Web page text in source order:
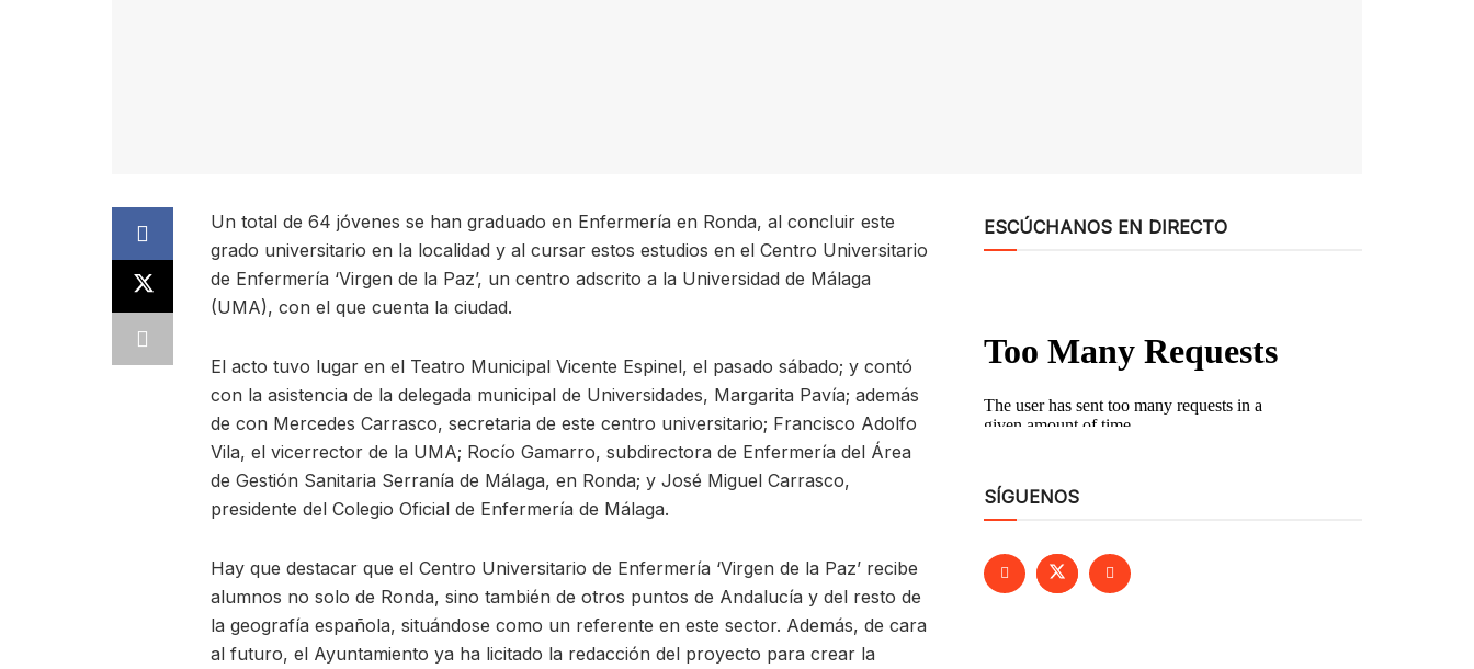
Un total de 64 jóvenes se han graduado en Enfermería en Ronda, al concluir este
grado universitario en la localidad y al cursar estos estudios en el Centro Universitario
de Enfermería ‘Virgen de la Paz’, un centro adscrito a la Universidad de Málaga
(UMA), con el que cuenta la ciudad.
El acto tuvo lugar en el Teatro Municipal Vicente Espinel, el pasado sábado; y contó
con la asistencia de la delegada municipal de Universidades, Margarita Pavía; además
de con Mercedes Carrasco, secretaria de este centro universitario; Francisco Adolfo
Vila, el vicerrector de la UMA; Rocío Gamarro, subdirectora de Enfermería del Área
de Gestión Sanitaria Serranía de Málaga, en Ronda; y José Miguel Carrasco,
presidente del Colegio Oficial de Enfermería de Málaga.
Hay que destacar que el Centro Universitario de Enfermería ‘Virgen de la Paz’ recibe
alumnos no solo de Ronda, sino también de otros puntos de Andalucía y del resto de
la geografía española, situándose como un referente en este sector. Además, de cara
al futuro, el Ayuntamiento ya ha licitado la redacción del proyecto para crear la
ESCÚCHANOS EN DIRECTO
SÍGUENOS